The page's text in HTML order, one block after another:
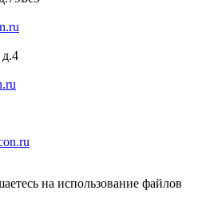
д.4
на использование файлов